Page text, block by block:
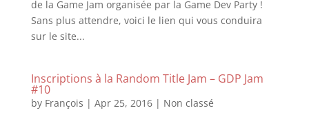
de la Game Jam organisée par la Game Dev Party !
Sans plus attendre, voici le lien qui vous conduira
sur le site...
Inscriptions à la Random Title Jam – GDP Jam
#10
by François | Apr 25, 2016| Non classé